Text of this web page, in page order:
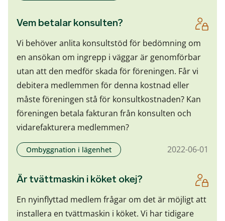
Vem betalar konsulten?
Vi behöver anlita konsultstöd för bedömning om
en ansökan om ingrepp i väggar är genomförbar
utan att den medför skada för föreningen. Får vi
debitera medlemmen för denna kostnad eller
måste föreningen stå för konsultkostnaden? Kan
föreningen betala fakturan från konsulten och
vidarefakturera medlemmen?
Ombyggnation i lägenhet 2022-06-01
Är tvättmaskin i köket okej?
En nyinflyttad medlem frågar om det är möjligt att
installera en tvättmaskin i köket. Vi har tidigare